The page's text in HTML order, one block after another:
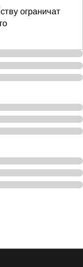
ограничат